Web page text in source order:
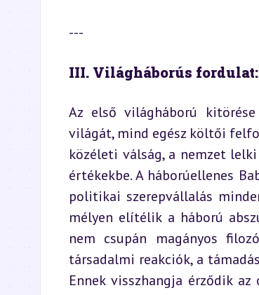
---
III. Világháborús
Az első világháború
világát, mind egész költői
közéleti válság, a nemzet
értékekbe. A háborúellenes
politikai szerepvállalás
mélyen elítélik a háború
nem csupán magányos
társadalmi reakciók, a
Ennek visszhangja érződik